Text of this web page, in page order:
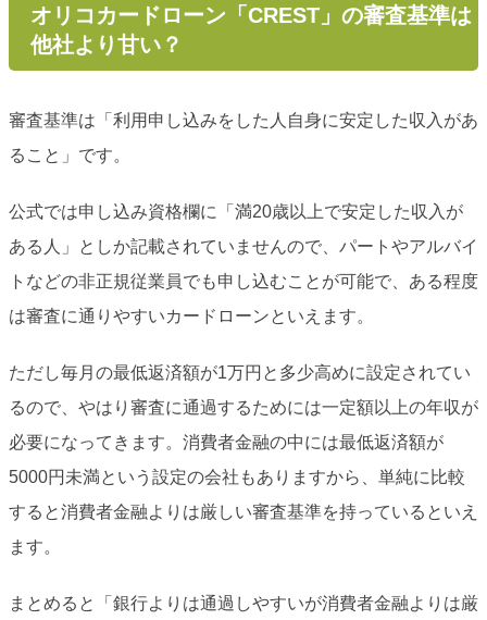
オリコカードローン「CREST」の審査基準は
他社より甘い？
審査基準は「利用申し込みをした人自身に安定した収入があ
ること」です。
公式では申し込み資格欄に「満20歳以上で安定した収入が
ある人」としか記載されていませんので、パートやアルバイ
トなどの非正規従業員でも申し込むことが可能で、ある程度
は審査に通りやすいカードローンといえます。
ただし毎月の最低返済額が1万円と多少高めに設定されてい
るので、やはり審査に通過するためには一定額以上の年収が
必要になってきます。消費者金融の中には最低返済額が
5000円未満という設定の会社もありますから、単純に比較
すると消費者金融よりは厳しい審査基準を持っているといえ
ます。
まとめると「銀行よりは通過しやすいが消費者金融よりは厳